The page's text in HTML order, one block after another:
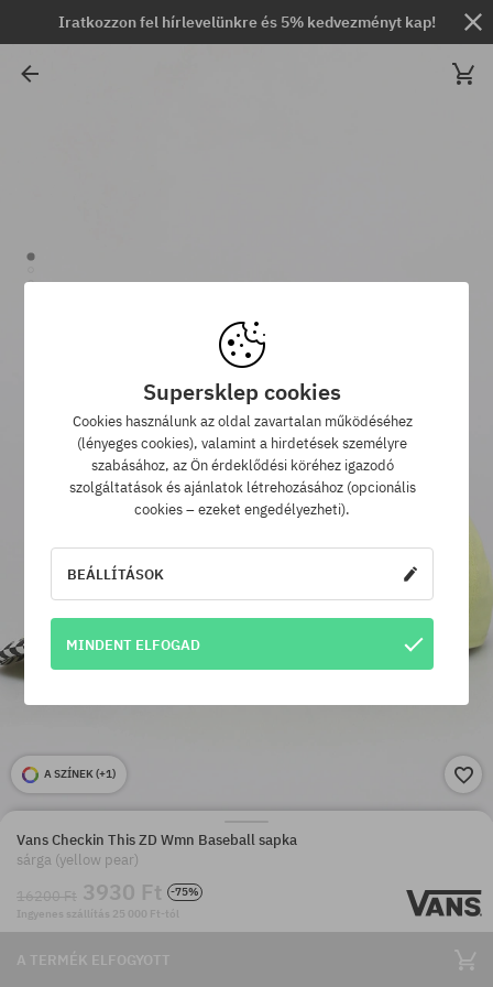
Iratkozzon fel hírlevelünkre és 5% kedvezményt kap!
A SZÍNEK (+1)
Vans Checkin This ZD Wmn Baseball sapka
sárga (yellow pear)
16200 Ft 3930 Ft
-75%
Ingyenes szállítás 25 000 Ft-tól
A TERMÉK ELFOGYOTT
Supersklep cookies
Cookies használunk az oldal zavartalan működéséhez
(lényeges cookies), valamint a hirdetések személyre
szabásához, az Ön érdeklődési köréhez igazodó
szolgáltatások és ajánlatok létrehozásához (opcionális
cookies – ezeket engedélyezheti).
BEÁLLÍTÁSOK
MINDENT ELFOGAD